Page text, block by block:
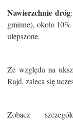
Nawierzchnie dróg
gminne), około
ulepszone.
Ze względu na
Rajd, zaleca się
Zobacz